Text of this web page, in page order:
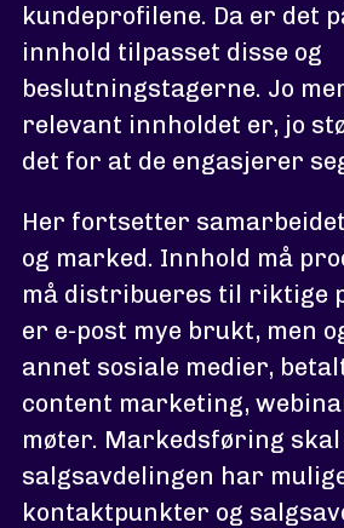
kundeprofilene. Da er det
innhold tilpasset disse og
beslutningstagerne. Jo
relevant innholdet er, jo
det for at de engasjerer
Her fortsetter
og marked. Innhold må
må distribueres til riktige
er e-post mye brukt, men
annet sosiale medier,
content marketing,
møter. Markedsføring
salgsavdelingen har
kontaktpunkter og